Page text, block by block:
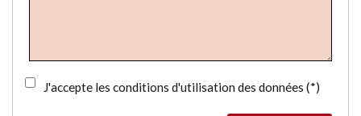
J'accepte les conditions d'utilisation des données (*)